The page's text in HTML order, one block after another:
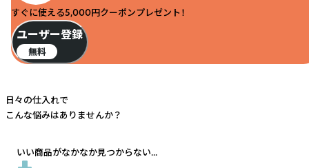
すぐに使える5,000円クーポンプレゼント！
ユーザー登録
無料
日々の仕入れで
こんな悩みはありませんか？
いい商品がなかなか見つからない...